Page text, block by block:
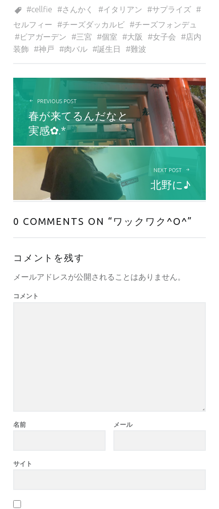
cellfie
さんかく イタリアン
サプライズ
セルフィー
チーズダッカルビ
チーズフォンデュ
ビアガーデン
三宮 個室 大阪 女子会
店内
装飾
神戸 肉バル 誕生日 難波
投稿ナビゲーション
PREVIOUS POST
春が来てるんだなと
実感✿.*
NEXT POST
北野に♪
0 COMMENTS ON “ワックワク^O^”
コメントを残す
メールアドレスが公開されることはありません。
コメント
名前 メール
サイト